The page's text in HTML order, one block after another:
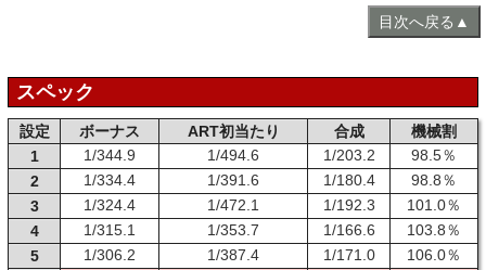
目次へ戻る▲
スペック
設定 ボーナス ART初当たり 合成
機械割
1
1/344.9 1/494.6 1/203.2
98.5％
2
1/334.4 1/391.6 1/180.4
98.8％
3
1/324.4 1/472.1 1/192.3
101.0％
4
1/315.1 1/353.7 1/166.6
103.8％
5
1/306.2 1/387.4 1/171.0
106.0％